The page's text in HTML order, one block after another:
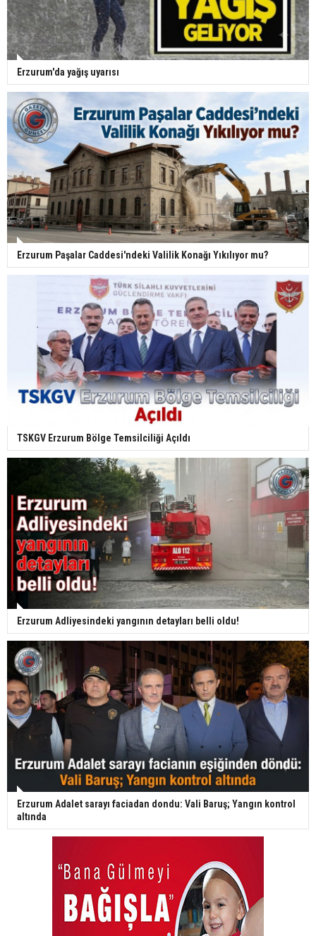
Erzurum'da yağış uyarısı
Erzurum Paşalar Caddesi'ndeki Valilik Konağı Yıkılıyor mu?
TSKGV Erzurum Bölge Temsilciliği Açıldı
Erzurum Adliyesindeki yangının detayları belli oldu!
Erzurum Adalet sarayı faciadan dondu: Vali Baruş; Yangın kontrol
altında